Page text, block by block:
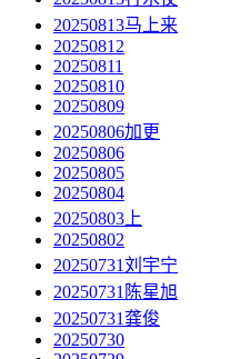
20250813马上来
20250812
20250811
20250810
20250809
20250806加更
20250806
20250805
20250804
20250803上
20250802
20250731刘宇宁
20250731陈星旭
20250731龚俊
20250730